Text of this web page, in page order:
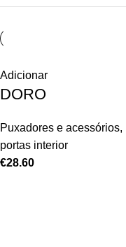
Adicionar
DORO
Puxadores e acessórios,
portas interior
€28.60